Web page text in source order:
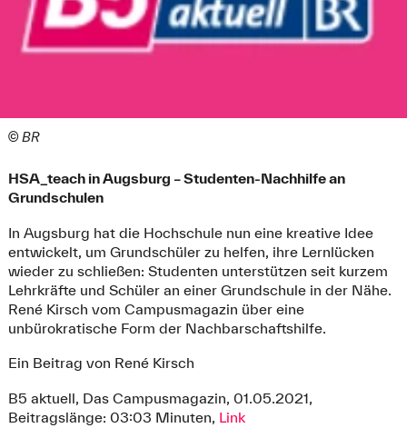
© BR
HSA_teach in Augsburg – Studenten-Nachhilfe an
Grundschulen
In Augsburg hat die Hochschule nun eine kreative Idee
entwickelt, um Grundschüler zu helfen, ihre Lernlücken
wieder zu schließen: Studenten unterstützen seit kurzem
Lehrkräfte und Schüler an einer Grundschule in der Nähe.
René Kirsch vom Campusmagazin über eine
unbürokratische Form der Nachbarschaftshilfe.
Ein Beitrag von René Kirsch
B5 aktuell, Das Campusmagazin, 01.05.2021,
Beitragslänge: 03:03 Minuten, Link